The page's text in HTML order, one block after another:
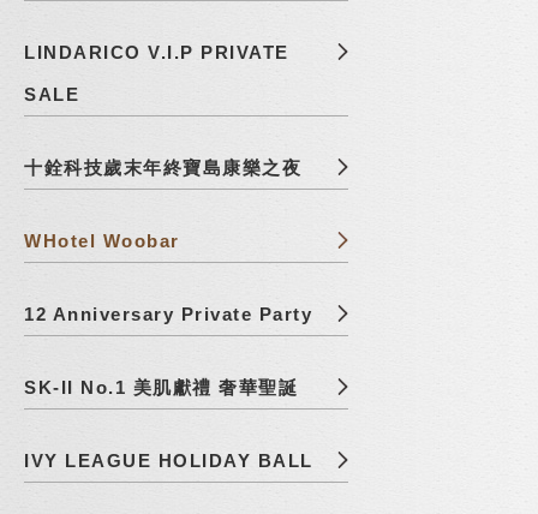
LINDARICO V.I.P PRIVATE
SALE
十銓科技歲末年終寶島康樂之夜
WHotel Woobar
12 Anniversary Private Party
SK-II No.1 美肌獻禮 奢華聖誕
IVY LEAGUE HOLIDAY BALL